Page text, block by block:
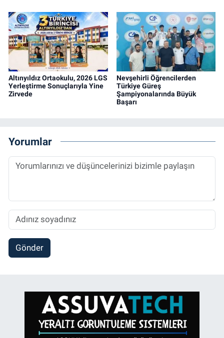
Altınyıldız Ortaokulu, 2026 LGS
Yerleştirme Sonuçlarıyla Yine
Zirvede
Nevşehirli Öğrencilerden
Türkiye Güreş
Şampiyonalarında Büyük
Başarı
Yorumlar
Gönder